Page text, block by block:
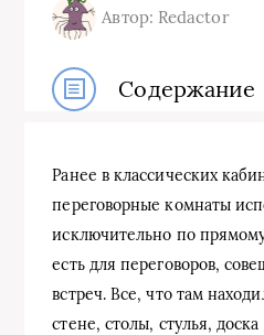
Автор: Redactor
Содержание
Ранее в классических
переговорные комнаты
исключительно по
есть для переговоров,
встреч. Все, что там
стене, столы, стулья,